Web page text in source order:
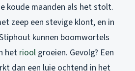
koude maanden als het stolt.
zeep een stevige klont, en in
kunnen boomwortels
het riool groeien. Gevolg? Een
dan een luie ochtend in het